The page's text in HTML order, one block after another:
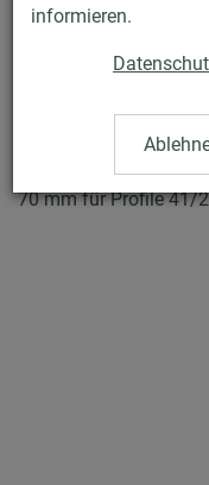
informieren.
MPR-
MPR-
70 mm für Profile 41/